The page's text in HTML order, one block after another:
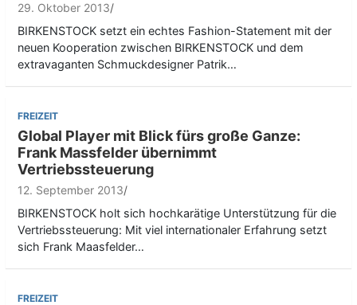
29. Oktober 2013
BIRKENSTOCK setzt ein echtes Fashion-Statement mit der
neuen Kooperation zwischen BIRKENSTOCK und dem
extravaganten Schmuckdesigner Patrik…
FREIZEIT
Global Player mit Blick fürs große Ganze:
Frank Massfelder übernimmt
Vertriebssteuerung
12. September 2013
BIRKENSTOCK holt sich hochkarätige Unterstützung für die
Vertriebssteuerung: Mit viel internationaler Erfahrung setzt
sich Frank Maasfelder…
FREIZEIT